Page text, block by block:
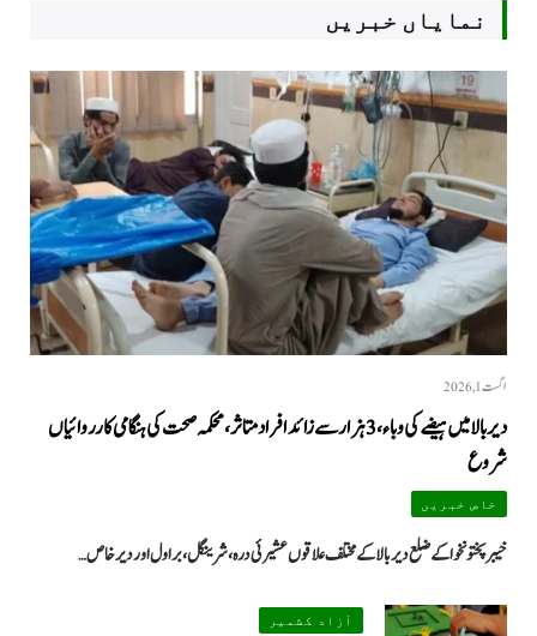
نمایاں خبریں
اگست 1, 2026
دیر بالا میں ہیضے کی وباء، 3 ہزار سے زائد افراد متاثر، محکمہ صحت کی ہنگامی کارروائیاں
شروع
خاص خبریں
خیبرپختونخوا کے ضلع دیر بالا کے مختلف علاقوں عشیرئی درہ، شرینگل، براول اور دیر خاص…
آزاد کشمیر